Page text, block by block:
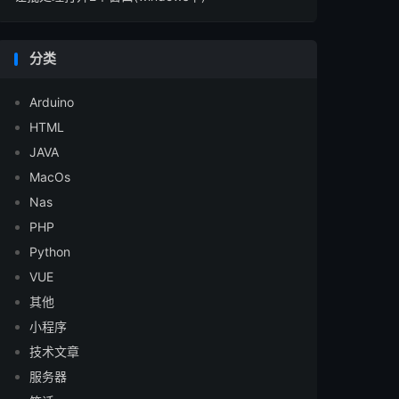
分类
Arduino
HTML
JAVA
MacOs
Nas
PHP
Python
VUE
其他
小程序
技术文章
服务器